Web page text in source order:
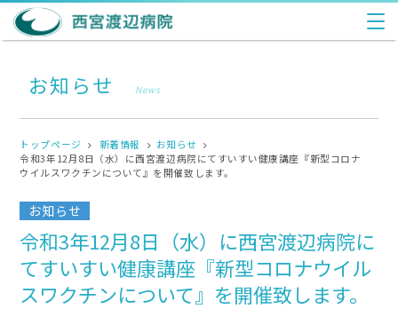
お知らせ News
トップページ 新着情報
お知らせ
令和3年12月8日（水）に西宮渡辺病院にてすいすい健康講座『新型コロナ
ウイルスワクチンについて』を開催致します。
お知らせ
令和3年12月8日（水）に西宮渡辺病院に
てすいすい健康講座『新型コロナウイル
スワクチンについて』を開催致します。